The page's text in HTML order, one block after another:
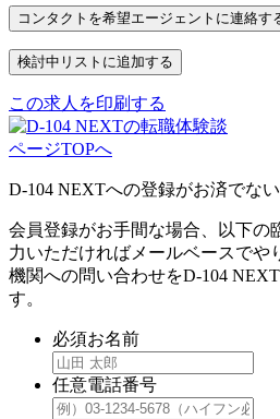
この求人を印刷する
ページTOPへ
D-104 NEXTへの登録がお済でな
会員登録がお手間な場合、以下の
力いただければメールベースでや
機関への問い合わせをD-104
す。
必須お名前
任意電話番号